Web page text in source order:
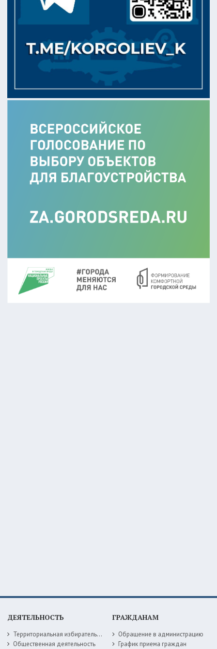
ДЕЯТЕЛЬНОСТЬ
Территориальная избирательная комиссия
Общественная деятельность
ГРАЖДАНАМ
Обращение в администрацию
График приема граждан